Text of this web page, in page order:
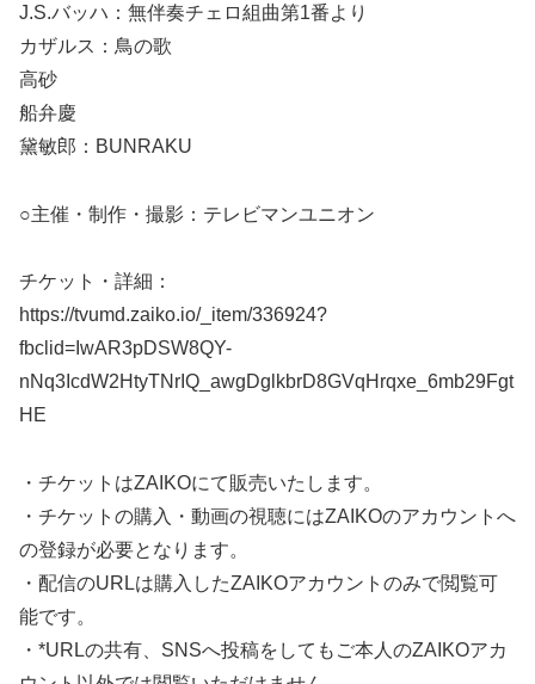
J.S.バッハ：無伴奏チェロ組曲第1番より
カザルス：鳥の歌
高砂
船弁慶
黛敏郎：BUNRAKU
○主催・制作・撮影：テレビマンユニオン
チケット・詳細：
https://tvumd.zaiko.io/_item/336924?
fbclid=IwAR3pDSW8QY-
nNq3IcdW2HtyTNrIQ_awgDglkbrD8GVqHrqxe_6mb29Fgt
HE
・チケットはZAIKOにて販売いたします。
・チケットの購入・動画の視聴にはZAIKOのアカウントへ
の登録が必要となります。
・配信のURLは購入したZAIKOアカウントのみで閲覧可
能です。
・*URLの共有、SNSへ投稿をしてもご本人のZAIKOアカ